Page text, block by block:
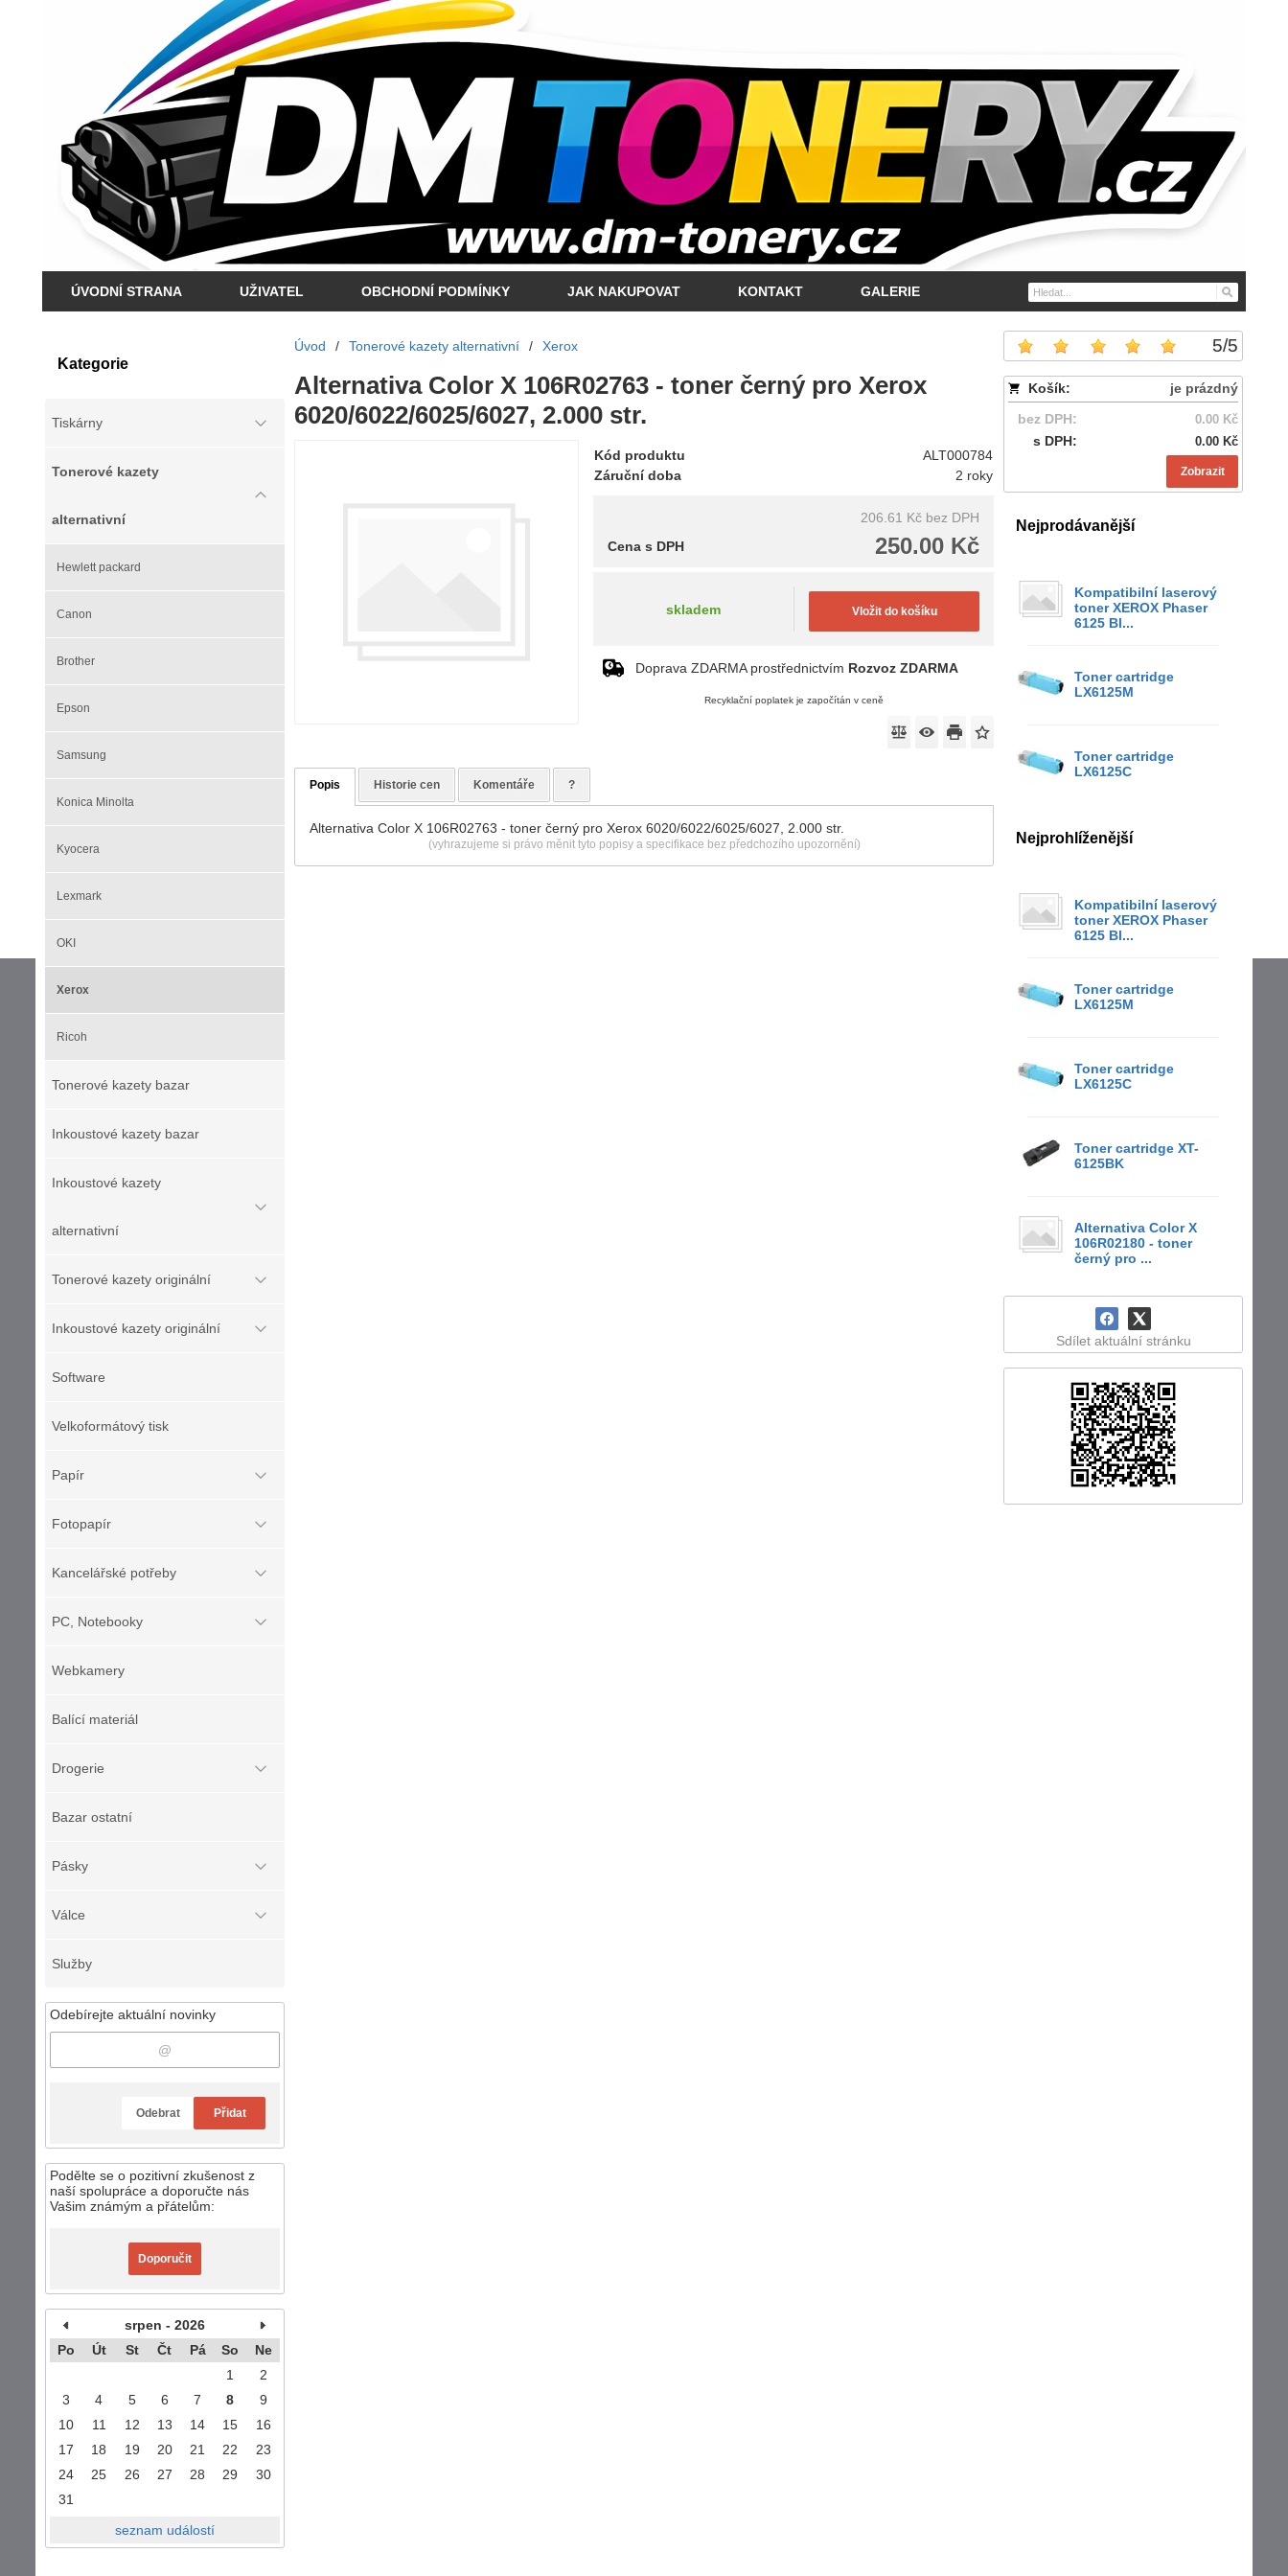
ÚVODNÍ STRANA UŽIVATEL OBCHODNÍ PODMÍNKY JAK NAKUPOVAT KONTAKT GALERIE
Kategorie
Tiskárny
Tonerové kazety
alternativní
Hewlett packard
Canon
Brother
Epson
Samsung
Konica Minolta
Kyocera
Lexmark
OKI
Xerox
Ricoh
Tonerové kazety bazar
Inkoustové kazety bazar
Inkoustové kazety
alternativní
Tonerové kazety originální
Inkoustové kazety originální
Software
Velkoformátový tisk
Papír
Fotopapír
Kancelářské potřeby
PC, Notebooky
Webkamery
Balící materiál
Drogerie
Bazar ostatní
Pásky
Válce
Služby
Odebírejte aktuální novinky
Odebrat Přidat
Podělte se o pozitivní zkušenost z
naší spolupráce a doporučte nás
Vašim známým a přátelům:
Doporučit
srpen - 2026
Po
Út St Čt Pá So
Ne
1
2
3
4 5 6 7 8
9
10
11 12 13 14 15
16
17
18 19 20 21 22
23
24
25 26 27 28 29
30
31
seznam událostí
5/5
Košík:
je prázdný
bez DPH:
0.00 Kč
s DPH: 0.00 Kč
Zobrazit
Nejprodávanější
Kompatibilní laserový
toner XEROX Phaser
6125 Bl...
Toner cartridge
LX6125M
Toner cartridge
LX6125C
Nejprohlíženější
Kompatibilní laserový
toner XEROX Phaser
6125 Bl...
Toner cartridge
LX6125M
Toner cartridge
LX6125C
Toner cartridge XT-
6125BK
Alternativa Color X
106R02180 - toner
černý pro ...
Sdílet aktuální stránku
Úvod / Tonerové kazety alternativní / Xerox
Alternativa Color X 106R02763 - toner černý pro Xerox
6020/6022/6025/6027, 2.000 str.
Kód produktu
ALT000784
Záruční doba
2 roky
206.61 Kč bez DPH
250.00 Kč
Cena s DPH
skladem Vložit do košíku
Doprava ZDARMA prostřednictvím Rozvoz ZDARMA
Recyklační poplatek je započítán v ceně
Popis Historie cen Komentáře ?
Alternativa Color X 106R02763 - toner černý pro Xerox 6020/6022/6025/6027, 2.000 str.
(vyhrazujeme si právo měnit tyto popisy a specifikace bez předchozího upozornění)